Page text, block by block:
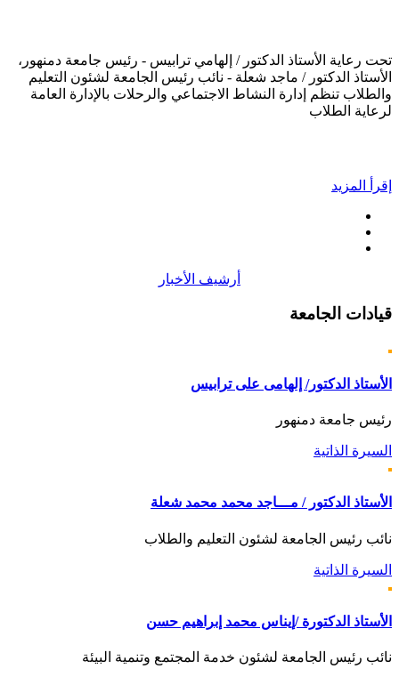
تحت رعاية الأستاذ الدكتور / إلهامي ترابيس - رئيس جامعة دمنهور،
الأستاذ الدكتور / ماجد شعلة - نائب رئيس الجامعة لشئون التعليم
والطلاب تنظم إدارة النشاط الاجتماعي والرحلات بالإدارة العامة
لرعاية الطلاب
إقرأ المزيد
أرشيف الأخبار
قيادات الجامعة
الأستاذ الدكتور/ إلهامى على ترابيس
رئيس جامعة دمنهور
السيرة الذاتية
الأستاذ الدكتور / مـــاجد محمد محمد شعلة
نائب رئيس الجامعة لشئون التعليم والطلاب
السيرة الذاتية
الأستاذ الدكتورة /إيناس محمد إبراهيم حسن
نائب رئيس الجامعة لشئون خدمة المجتمع وتنمية البيئة